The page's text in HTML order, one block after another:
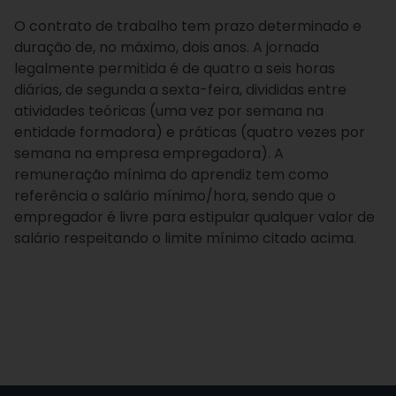
O contrato de trabalho tem prazo determinado e
duração de, no máximo, dois anos. A jornada
legalmente permitida é de quatro a seis horas
diárias, de segunda a sexta-feira, divididas entre
atividades teóricas (uma vez por semana na
entidade formadora) e práticas (quatro vezes por
semana na empresa empregadora). A
remuneração mínima do aprendiz tem como
referência o salário mínimo/hora, sendo que o
empregador é livre para estipular qualquer valor de
salário respeitando o limite mínimo citado acima.